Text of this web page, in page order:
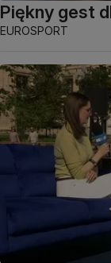
Piękny gest
EUROSPORT